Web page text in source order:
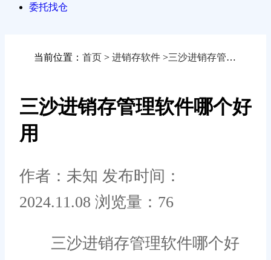
委托找仓
当前位置： 首页 > 进销存软件 >三沙进销存管理软件哪个好用
三沙进销存管理软件哪个好
用
作者：未知 发布时间：
2024.11.08 浏览量：76
三沙进销存管理软件哪个好